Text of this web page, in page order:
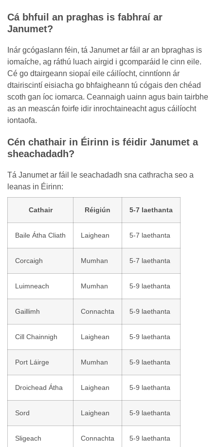
Cá bhfuil an praghas is fabhraí ar
Janumet?
Inár gcógaslann féin, tá Janumet ar fáil ar an bpraghas is
iomaíche, ag ráthú luach airgid i gcomparáid le cinn eile.
Cé go dtairgeann siopaí eile cáilíocht, cinntíonn ár
dtairiscintí eisiacha go bhfaigheann tú cógais den chéad
scoth gan íoc iomarca. Ceannaigh uainn agus bain tairbhe
as an meascán foirfe idir inrochtaineacht agus cáilíocht
iontaofa.
Cén chathair in Éirinn is féidir Janumet a
sheachadadh?
Tá Janumet ar fáil le seachadadh sna cathracha seo a
leanas in Éirinn:
Cathair Réigiún 5-7 laethanta
Baile Átha Cliath Laighean 5-7 laethanta
Corcaigh Mumhan 5-7 laethanta
Luimneach Mumhan 5-9 laethanta
Gaillimh Connachta 5-9 laethanta
Cill Chainnigh Laighean 5-9 laethanta
Port Láirge Mumhan 5-9 laethanta
Droichead Átha Laighean 5-9 laethanta
Sord Laighean 5-9 laethanta
Sligeach Connachta 5-9 laethanta